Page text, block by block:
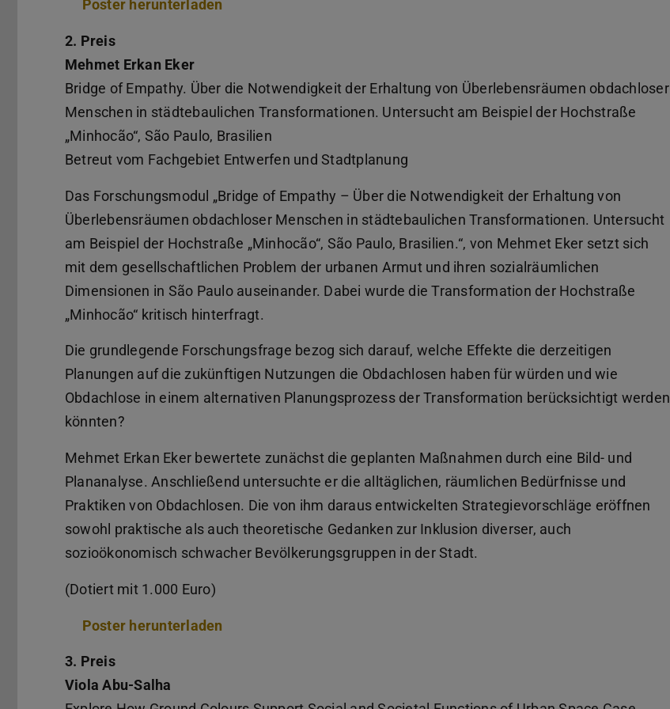
Poster herunterladen
2. Preis
Mehmet Erkan Eker
Bridge of Empathy. Über die Notwendigkeit der Erhaltung von Überlebensräumen obdachloser
Menschen in städtebaulichen Transformationen. Untersucht am Beispiel der Hochstraße
„Minhocão“, São Paulo, Brasilien
Betreut vom Fachgebiet Entwerfen und Stadtplanung
Das Forschungsmodul „Bridge of Empathy – Über die Notwendigkeit der Erhaltung von
Überlebensräumen obdachloser Menschen in städtebaulichen Transformationen. Untersucht
am Beispiel der Hochstraße „Minhocão“, São Paulo, Brasilien.“, von Mehmet Eker setzt sich
mit dem gesellschaftlichen Problem der urbanen Armut und ihren sozialräumlichen
Dimensionen in São Paulo auseinander. Dabei wurde die Transformation der Hochstraße
„Minhocão“ kritisch hinterfragt.
Die grundlegende Forschungsfrage bezog sich darauf, welche Effekte die derzeitigen
Planungen auf die zukünftigen Nutzungen die Obdachlosen haben für würden und wie
Obdachlose in einem alternativen Planungsprozess der Transformation berücksichtigt werden
könnten?
Mehmet Erkan Eker bewertete zunächst die geplanten Maßnahmen durch eine Bild- und
Plananalyse. Anschließend untersuchte er die alltäglichen, räumlichen Bedürfnisse und
Praktiken von Obdachlosen. Die von ihm daraus entwickelten Strategievorschläge eröffnen
sowohl praktische als auch theoretische Gedanken zur Inklusion diverser, auch
sozioökonomisch schwacher Bevölkerungsgruppen in der Stadt.
(Dotiert mit 1.000 Euro)
Poster herunterladen
3. Preis
Viola Abu-Salha